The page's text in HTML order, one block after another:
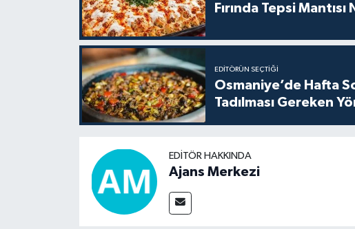
Fırında Tepsi
EDITÖRÜN SEÇTIĞI
Osmaniye’de Hafta
Tadılması Gereken
EDITÖR HAKKINDA
Ajans Merkezi